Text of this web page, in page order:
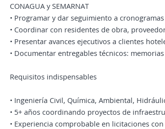
CONAGUA y SEMARNAT
• Programar y dar seguimiento a
• Coordinar con residentes de obra,
• Presentar avances ejecutivos a clientes
• Documentar entregables técnicos:
Requisitos indispensables
• Ingeniería Civil, Química, Ambiental,
• 5+ años coordinando proyectos de
• Experiencia comprobable en licitaciones